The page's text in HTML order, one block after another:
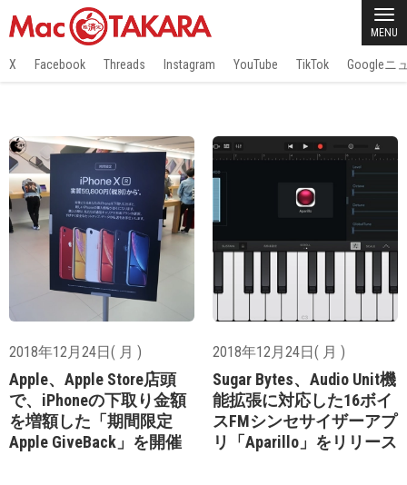
MENU
X Facebook Threads Instagram YouTube TikTok Googleニ
2018年12月24日( 月 )
Apple、Apple Store店頭
で、iPhoneの下取り金額
を増額した「期間限定
Apple GiveBack」を開催
2018年12月24日( 月 )
Sugar Bytes、Audio Unit機
能拡張に対応した16ボイ
スFMシンセサイザーアプ
リ「Aparillo」をリリース